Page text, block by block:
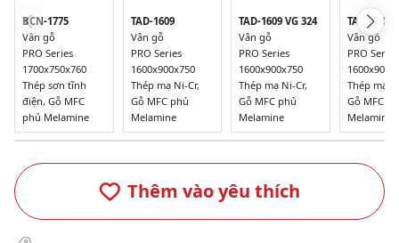
BCN-1775
Vân gỗ
PRO Series
1700x750x760
Thép sơn tĩnh
điện, Gỗ MFC
phủ Melamine
TAD-1609
Vân gỗ
PRO Series
1600x900x750
Thép mạ Ni-Cr,
Gỗ MFC phủ
Melamine
TAD-1609 VG 324
Vân gỗ
PRO Series
1600x900x750
Thép mạ Ni-Cr,
Gỗ MFC phủ
Melamine
TAD-1609
Vân gỗ
PRO Series
Thép mạ
Gỗ MFC
Melamine
Thêm vào yêu thích